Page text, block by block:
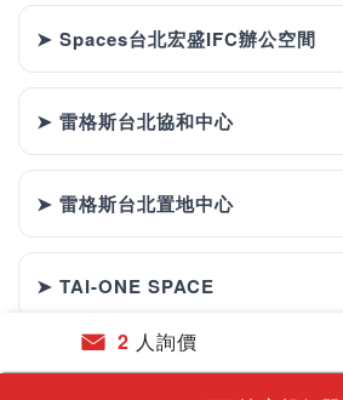
➤ Spaces台北宏盛IFC辦公空間
➤ 雷格斯台北協和中心
➤ 雷格斯台北置地中心
➤ TAI-ONE SPACE
2 人詢價